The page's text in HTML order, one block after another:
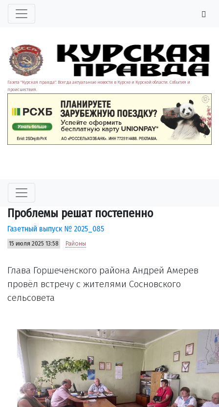
Газета "Курская правда". Всегда актуальные новости в Курске и Курской области. События и
происшествия.
Проблемы решат постепенно
Газетный выпуск № 2025_085
15 июля 2025 13:58 Районы
Глава Горшеченского района Андрей Амерев
провёл встречу с жителями Сосновского
сельсовета